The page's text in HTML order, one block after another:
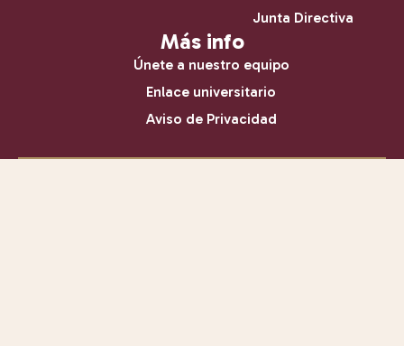
Junta Directiva
Más info
Únete a nuestro equipo
Enlace universitario
Aviso de Privacidad